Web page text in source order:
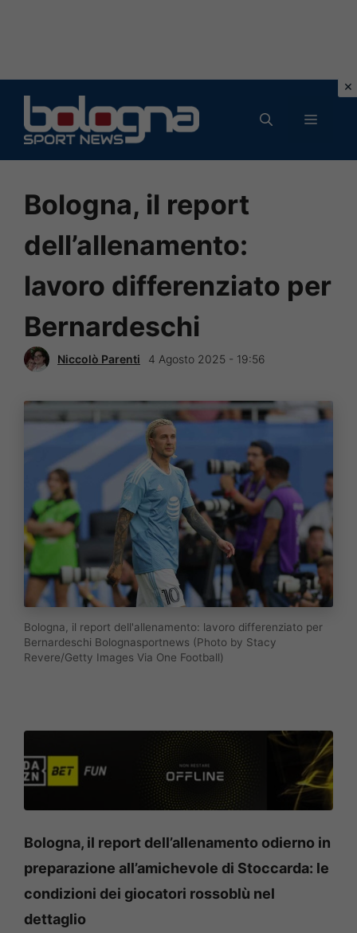
contenuto
MENU
Bologna, il report
dell’allenamento:
lavoro differenziato per
Bernardeschi
Niccolò Parenti 4 Agosto 2025 - 19:56
Bologna, il report dell'allenamento: lavoro differenziato per
Bernardeschi Bolognasportnews (Photo by Stacy
Revere/Getty Images Via One Football)
Bologna, il report dell’allenamento odierno in
preparazione all’amichevole di Stoccarda: le
condizioni dei giocatori rossoblù nel
dettaglio